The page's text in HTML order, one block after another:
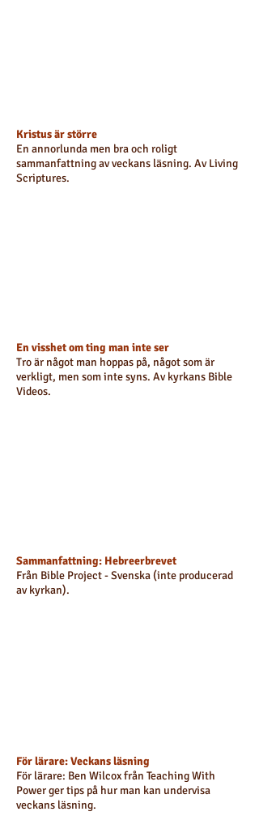
Kristus är större
En annorlunda men bra och roligt
sammanfattning av veckans läsning. Av Living
Scriptures.
En visshet om ting man inte ser
Tro är något man hoppas på, något som är
verkligt, men som inte syns. Av kyrkans Bible
Videos.
Sammanfattning: Hebreerbrevet
Från Bible Project - Svenska (inte producerad
av kyrkan).
För lärare: Veckans läsning
För lärare: Ben Wilcox från Teaching With
Power ger tips på hur man kan undervisa
veckans läsning.